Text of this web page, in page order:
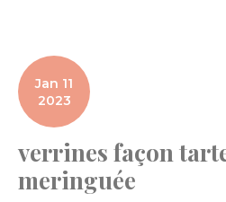
Jan 11
2023
verrines façon
meringuée